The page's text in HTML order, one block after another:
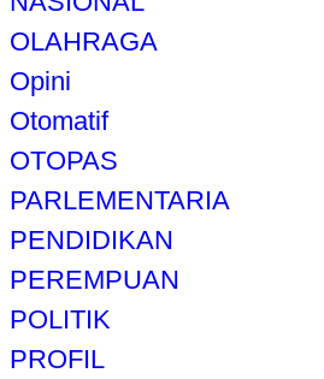
OLAHRAGA
Opini
Otomatif
OTOPAS
PARLEMENTARIA
PENDIDIKAN
PEREMPUAN
POLITIK
PROFIL